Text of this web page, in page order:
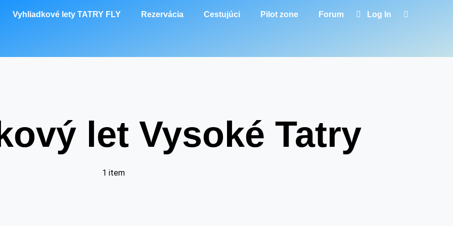
Vyhliadkové lety TATRY FLY Rezervácia Cestujúci Pilot zone Forum Log In
let Vysoké Tatry
1 item